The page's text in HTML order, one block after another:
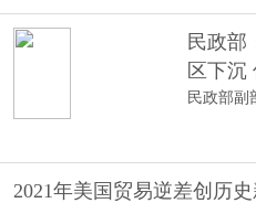
民政部
区下沉
2021年美国贸易逆差创历